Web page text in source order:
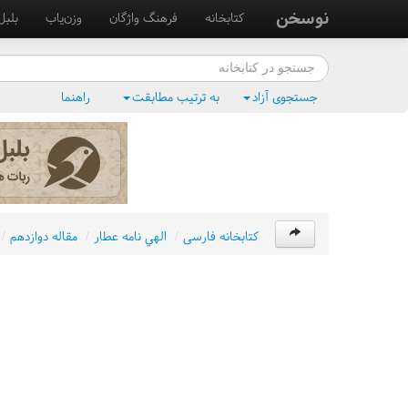
نوسخن کتابخانه فرهنگ واژگان وزن‌یاب
جستجوی آزاد به ترتیب مطابقت راهنما
کتابخانه فارسی / الهي نامه عطار / مقاله دوازدهم /